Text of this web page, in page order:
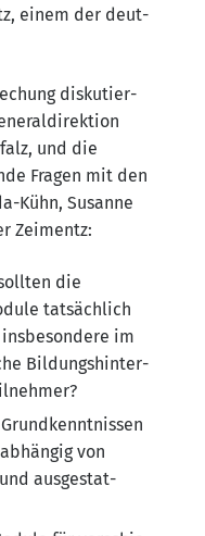
einem der deut­
dis­ku­tier­
und die
Fra­gen mit den
Kühn, Susan­ne
Zeimentz:
die
tat­säch­lich
im
Bil­dungs­hin­ter­
von
aus­ge­stat­